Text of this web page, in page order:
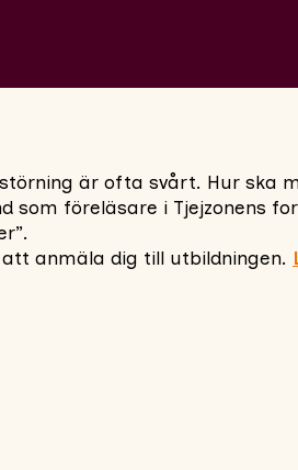
är ofta svårt. Hur ska
som föreläsare i Tjejzonens
anmäla dig till utbildningen.